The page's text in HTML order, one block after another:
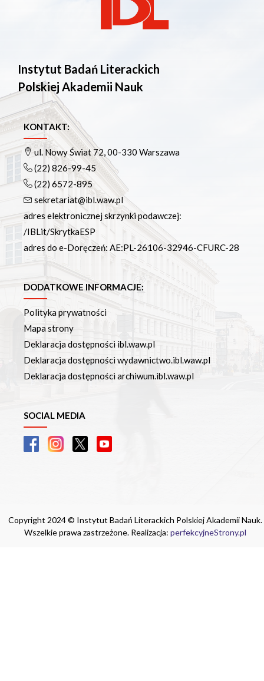
Instytut Badań Literackich
Polskiej Akademii Nauk
KONTAKT:
ul. Nowy Świat 72, 00-330 Warszawa
(22) 826-99-45
(22) 6572-895
sekretariat@ibl.waw.pl
adres elektronicznej skrzynki podawczej:
/IBLit/SkrytkaESP
adres do e-Doręczeń: AE:PL-26106-32946-CFURC-28
DODATKOWE INFORMACJE:
Polityka prywatności
Mapa strony
Deklaracja dostępności ibl.waw.pl
Deklaracja dostępności wydawnictwo.ibl.waw.pl
Deklaracja dostępności archiwum.ibl.waw.pl
SOCIAL MEDIA
Copyright 2024 © Instytut Badań Literackich Polskiej Akademii Nauk.
Wszelkie prawa zastrzeżone. Realizacja: perfekcyjneStrony.pl